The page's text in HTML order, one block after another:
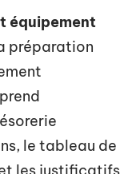
équipement
préparation
le tableau de